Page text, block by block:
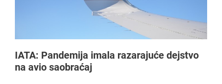
IATA: Pandemija imala razarajuće dejstvo
na avio saobraćaj